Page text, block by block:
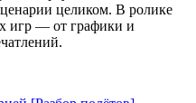
целиком. В ролике
игр — от графики и